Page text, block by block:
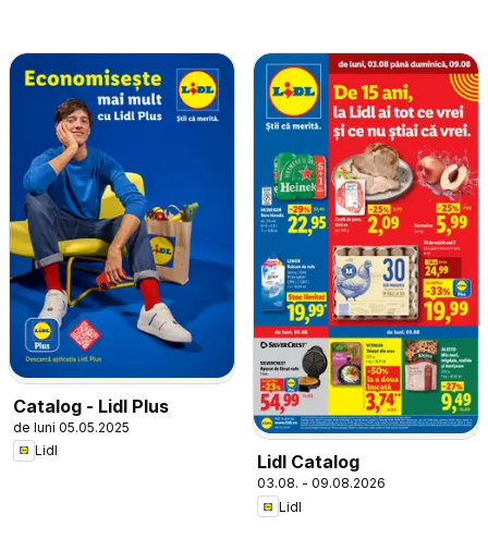
Catalog - Lidl Plus
de luni 05.05.2025
Lidl
Lidl Catalog
03.08. - 09.08.2026
Lidl